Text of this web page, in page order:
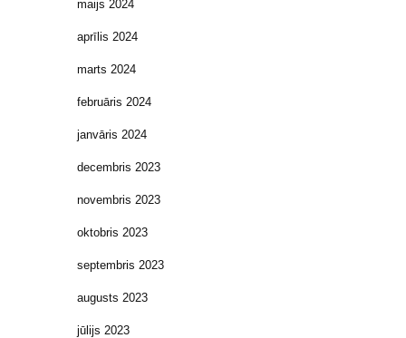
maijs 2024
aprīlis 2024
marts 2024
februāris 2024
janvāris 2024
decembris 2023
novembris 2023
oktobris 2023
septembris 2023
augusts 2023
jūlijs 2023